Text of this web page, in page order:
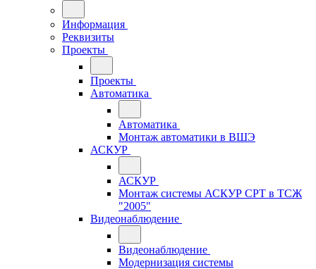
Информация
Реквизиты
Проекты
Проекты
Автоматика
Автоматика
Монтаж автоматики в ВШЭ
АСКУР
АСКУР
Монтаж системы АСКУР СРТ в ТСЖ
"2005"
Видеонаблюдение
Видеонаблюдение
Модернизация системы